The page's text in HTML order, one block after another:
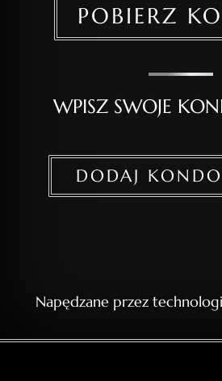
POBIERZ
WPISZ SWOJE
DODAJ
Napędzane przez